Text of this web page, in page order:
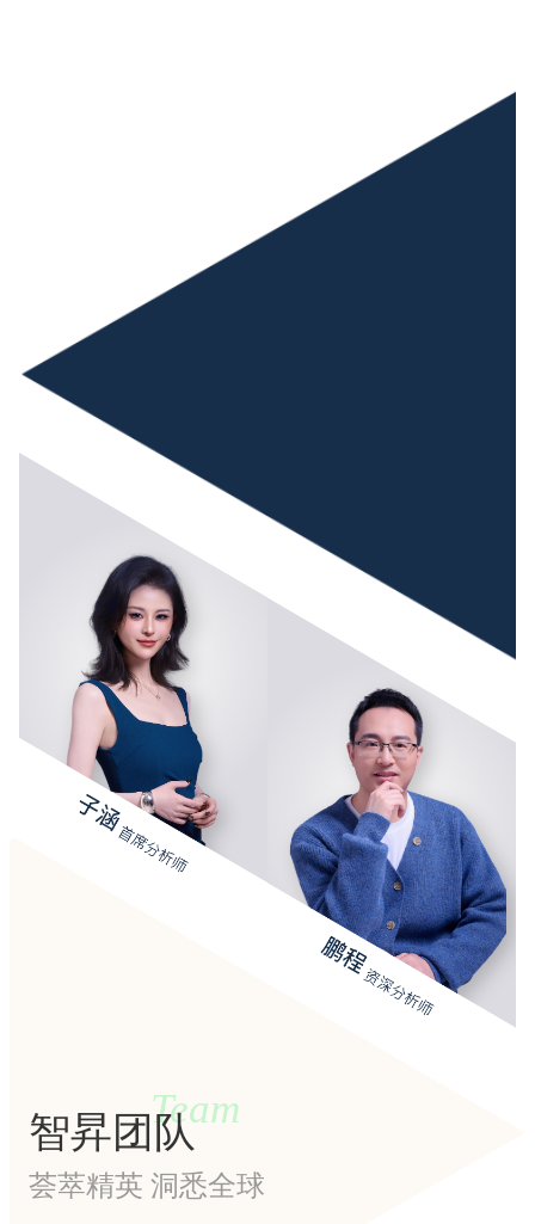
智昇团队
Team
荟萃精英 洞悉全球